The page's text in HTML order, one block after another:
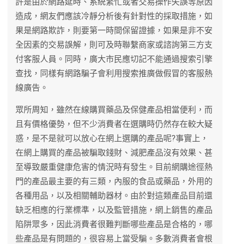
造成，網友們應該冷靜分析後有針對性的採取措施，如
果是網路欺詐，則要第一時間保留證據，如果是非不安
全因素的交易誤解，則可及時聯繫商家或諮詢第三方支
付客服人員。同時，廣大市民應切記不能通過搜索引擎
查找，同樣有網路騙子會利用搜索推廣做假冒的客服熱
線廣告。
眾所周知，雖然在線購買藥品及保健產品相當便利，而
且有價格優勢，但不少消費者在選購時仍然存在較大疑
惑，是不是就可以放心在網上選購的產品呢?事實上，
在網上購買的產品被騙取錢財、減肥產品沒有效果、甚
至導致嚴重健康危害的情況時有發生。目前網購途徑熱
門的產品最主要的有三類，內服的食品或藥品，外用的
各種用品，以及相關輔助器材。由於對這類產品目前還
缺乏相應的行業標準，以及監管措施，網上銷售的產品
陷阱眾多，因此消費者很難判斷哪些產品是合格的，哪
些產品是有問題的，很容易上當受騙。多數消費者會根